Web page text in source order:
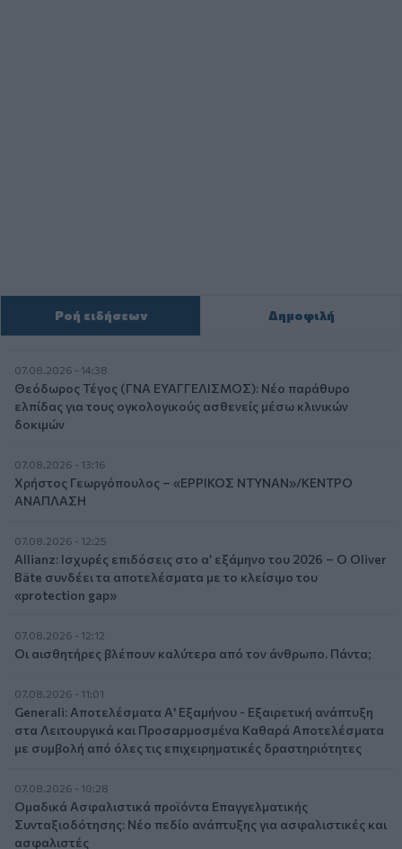
Ροή ειδήσεων Δημοφιλή
07.08.2026 - 14:38
Θεόδωρος Τέγος (ΓΝΑ ΕΥΑΓΓΕΛΙΣΜΟΣ): Νέο παράθυρο
ελπίδας για τους ογκολογικούς ασθενείς μέσω κλινικών
δοκιμών
07.08.2026 - 13:16
Χρήστος Γεωργόπουλος – «ΕΡΡΙΚΟΣ ΝΤΥΝΑΝ»/ΚΕΝΤΡΟ
ΑΝΑΠΛΑΣΗ
07.08.2026 - 12:25
Allianz: Ισχυρές επιδόσεις στο α’ εξάμηνο του 2026 – Ο Oliver
Bäte συνδέει τα αποτελέσματα με το κλείσιμο του
«protection gap»
07.08.2026 - 12:12
Οι αισθητήρες βλέπουν καλύτερα από τον άνθρωπο. Πάντα;
07.08.2026 - 11:01
Generali: Αποτελέσματα Α' Εξαμήνου - Εξαιρετική ανάπτυξη
στα Λειτουργικά και Προσαρμοσμένα Καθαρά Αποτελέσματα
με συμβολή από όλες τις επιχειρηματικές δραστηριότητες
07.08.2026 - 10:28
Ομαδικά Ασφαλιστικά προϊόντα Επαγγελματικής
Συνταξιοδότησης: Νέο πεδίο ανάπτυξης για ασφαλιστικές και
ασφαλιστές